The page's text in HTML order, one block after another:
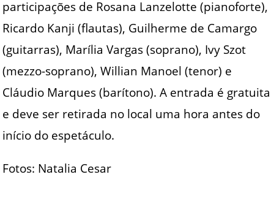
participações de Rosana Lanzelotte (pianoforte),
Ricardo Kanji (flautas), Guilherme de Camargo
(guitarras), Marília Vargas (soprano), Ivy Szot
(mezzo-soprano), Willian Manoel (tenor) e
Cláudio Marques (barítono). A entrada é gratuita
e deve ser retirada no local uma hora antes do
início do espetáculo.
Fotos: Natalia Cesar